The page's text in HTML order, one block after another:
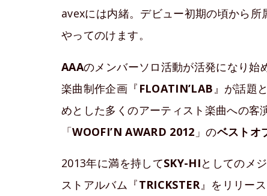
avexには内緒。デビュー初期の頃から
やってのけます。
AAAのメンバーソロ活動が活発になり始
楽曲制作企画『 FLOATIN’LAB 』が話題
めとした多くのアーティスト楽曲への客
「WOOFI’N AWARD 2012 」のベストオ
2013年に満を持してSKY-HIとしてのメ
ストアルバム『TRICKSTER 』をリリー